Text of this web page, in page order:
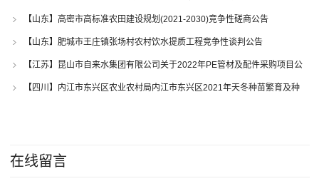
竞争性磋商公告
【山东】高密市高标准农田建设规划(2021-2030)竞争性磋商公告
【山东】肥城市王庄镇张场村农村饮水提质工程竞争性谈判公告
【江苏】昆山市自来水集团有限公司关于2022年PE管材及配件采购项目公
开招标公告
【四川】内江市东兴区农业农村局内江市东兴区2021年天冬种苗繁育及种
在线留言